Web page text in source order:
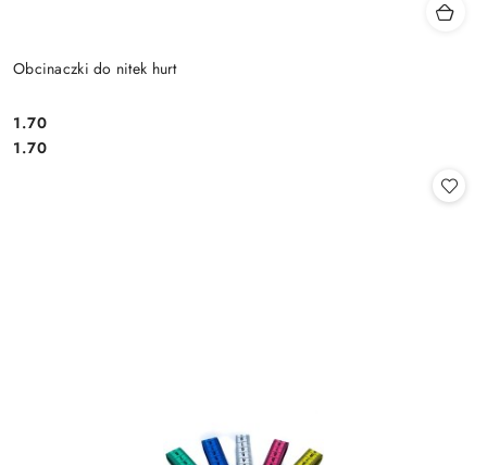
Obcinaczki do nitek hurt
Cena:
1.70
Cena:
1.70